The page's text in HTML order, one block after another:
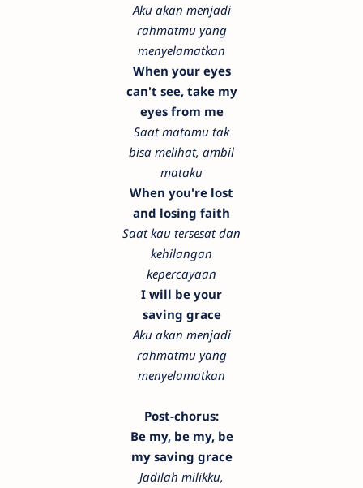
Aku akan menjadi
rahmatmu yang
menyelamatkan
When your eyes
can't see, take my
eyes from me
Saat matamu tak
bisa melihat, ambil
mataku
When you're lost
and losing faith
Saat kau tersesat dan
kehilangan
kepercayaan
I will be your
saving grace
Aku akan menjadi
rahmatmu yang
menyelamatkan
Post-chorus:
Be my, be my, be
my saving grace
Jadilah milikku,